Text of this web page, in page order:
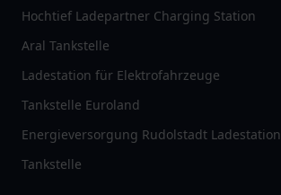
Hochtief Ladepartner Charging Station
Aral Tankstelle
Ladestation für Elektrofahrzeuge
Tankstelle Euroland
Energieversorgung Rudolstadt Ladestation
Tankstelle